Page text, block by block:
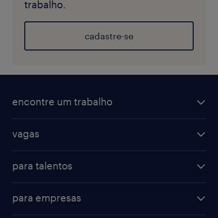
trabalho.
cadastre-se
encontre um trabalho
vagas
para talentos
para empresas